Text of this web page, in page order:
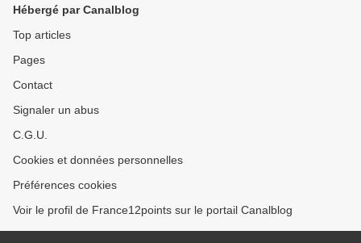
Hébergé par Canalblog
Top articles
Pages
Contact
Signaler un abus
C.G.U.
Cookies et données personnelles
Préférences cookies
Voir le profil de France12points sur le portail Canalblog